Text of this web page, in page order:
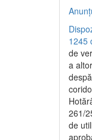
1245
de
a
261/
de